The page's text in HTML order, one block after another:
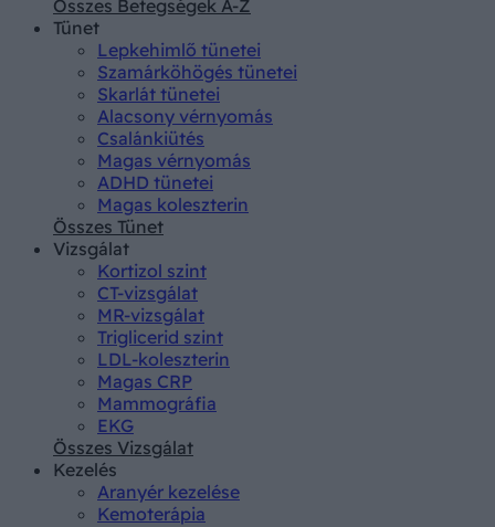
Összes Betegségek A-Z
Tünet
Lepkehimlő tünetei
Szamárköhögés tünetei
Skarlát tünetei
Alacsony vérnyomás
Csalánkiütés
Magas vérnyomás
ADHD tünetei
Magas koleszterin
Összes Tünet
Vizsgálat
Kortizol szint
CT-vizsgálat
MR-vizsgálat
Triglicerid szint
LDL-koleszterin
Magas CRP
Mammográfia
EKG
Összes Vizsgálat
Kezelés
Aranyér kezelése
Kemoterápia